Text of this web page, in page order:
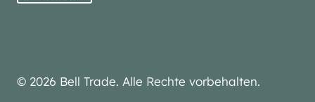
© 2026 Bell Trade. Alle Rechte vorbehalten.